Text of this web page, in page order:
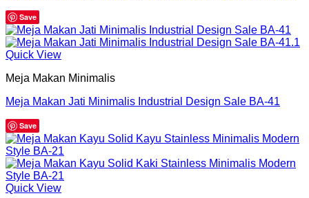
Save
Quick View
Meja Makan Minimalis
Meja Makan Jati Minimalis Industrial Design Sale BA-41
Save
Quick View